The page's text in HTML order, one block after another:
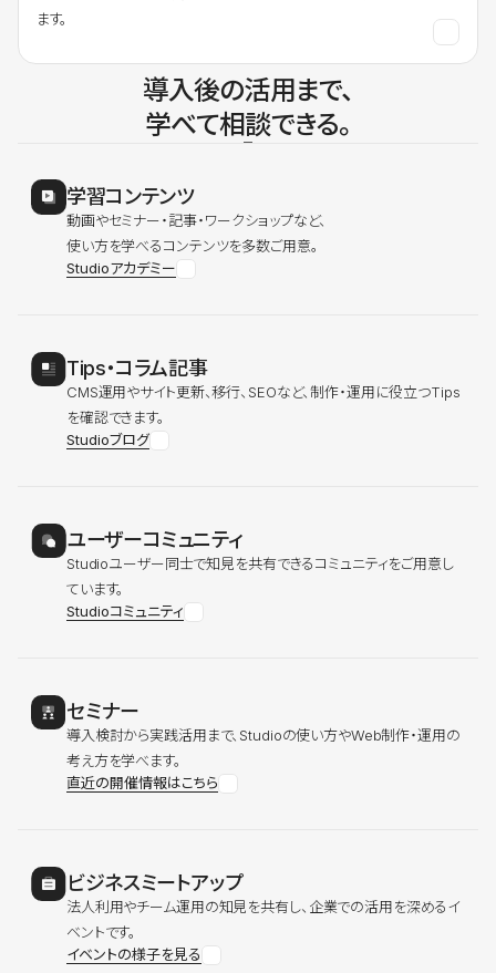
ます。
導入後の活用まで、
学べて相談できる。
学習コンテンツ
動画やセミナー・記事・ワークショップなど、
使い方を学べるコンテンツを多数ご用意。
Studioアカデミー
Tips・コラム記事
CMS運用やサイト更新、移行、SEOなど、制作・運用に役立つTips
を確認できます。
Studioブログ
ユーザーコミュニティ
Studioユーザー同士で知見を共有できるコミュニティをご用意し
ています。
Studioコミュニティ
セミナー
導入検討から実践活用まで、Studioの使い方やWeb制作・運用の
考え方を学べます。
直近の開催情報はこちら
ビジネスミートアップ
法人利用やチーム運用の知見を共有し、企業での活用を深めるイ
ベントです。
イベントの様子を見る